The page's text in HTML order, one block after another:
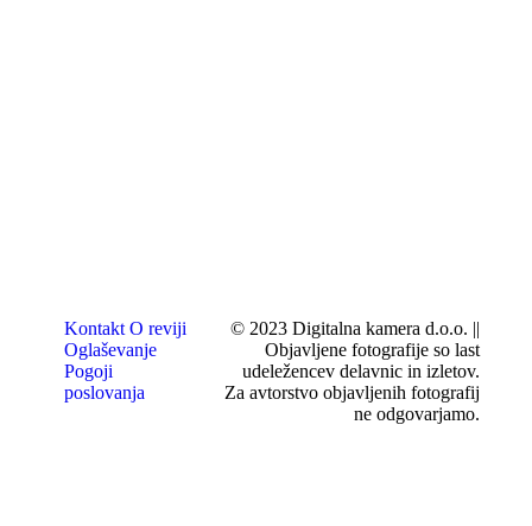
Kontakt O reviji
Oglaševanje
Pogoji
poslovanja
© 2023 Digitalna kamera d.o.o. ||
Objavljene fotografije so last
udeležencev delavnic in izletov.
Za avtorstvo objavljenih fotografij
ne odgovarjamo.